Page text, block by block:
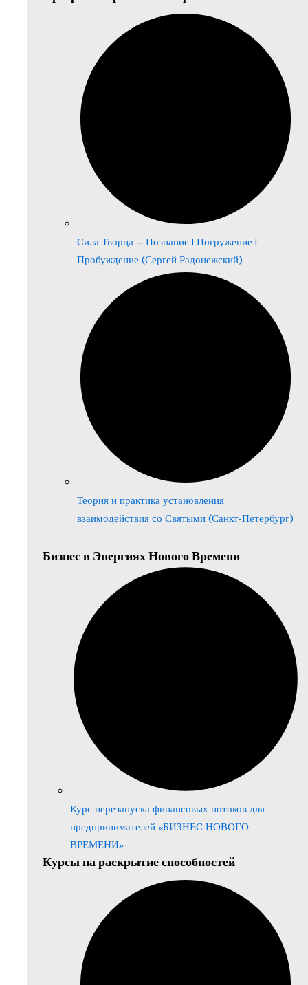
Сила Творца – Познание | Погружение |
Пробуждение (Сергей Радонежский)
Теория и практика установления
взаимодействия со Святыми (Санкт-Петербург)
Бизнес в Энергиях Нового Времени
Курс перезапуска финансовых потоков для
предпринимателей «БИЗНЕС НОВОГО
ВРЕМЕНИ»
Курсы на раскрытие способностей